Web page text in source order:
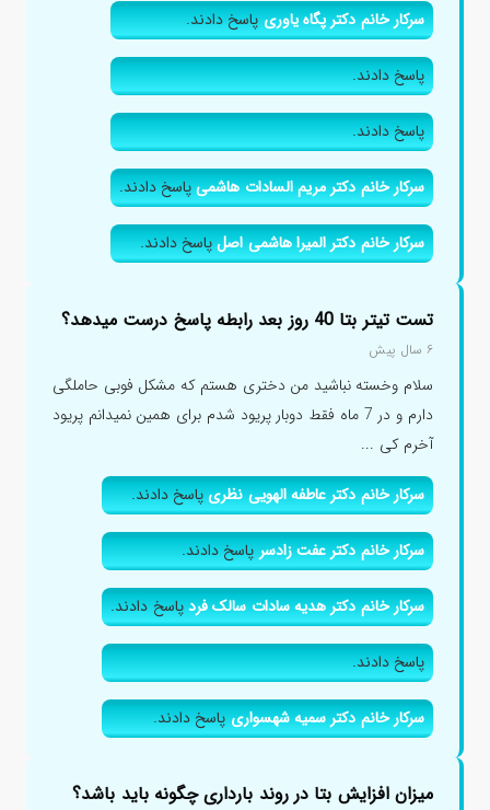
سرکار خانم دکتر پگاه یاوریپاسخ دادند.
پاسخ دادند.
پاسخ دادند.
سرکار خانم دکتر مریم السادات هاشمیپاسخ دادند.
سرکار خانم دکتر المیرا هاشمی اصلپاسخ دادند.
تست تیتر بتا 40 روز بعد رابطه پاسخ درست میدهد؟
۶ سال پیش
سلام وخسته نباشید من دختری هستم که مشکل فوبی حاملگی
دارم و در 7 ماه فقط دوبار پریود شدم برای همین نمیدانم پریود
آخرم کی ...
سرکار خانم دکتر عاطفه الهویی نظریپاسخ دادند.
سرکار خانم دکتر عفت زادسرپاسخ دادند.
سرکار خانم دکتر هدیه سادات سالک فردپاسخ دادند.
پاسخ دادند.
سرکار خانم دکتر سمیه شهسواریپاسخ دادند.
میزان افزایش بتا در روند بارداری چگونه باید باشد؟